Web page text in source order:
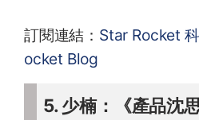
訂閱連結： Star Rocket
ocket Blog
5. 少楠：《產品沈